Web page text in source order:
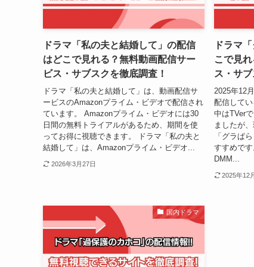
ドラマ「私の夫と結婚して」の配信
はどこで見れる？無料動画配信サー
ビス・サブスクを徹底調査！
ドラマ「私の夫と結婚して」は、動画配信サ
ービスのAmazonプライム・ビデオで配信され
ています。 Amazonプライム・ビデオには30
日間の無料トライアルがあるため、期間を使
ってお得に視聴できます。 ドラマ「私の夫と
結婚して」は、Amazonプライム・ビデオ...
2026年3月27日
ドラマ
こで見
ス・サ
2025年12
配信して
中はTVer
ましたが
「グラぱ
すすめで
DMM...
2025年12
国内ドラマ